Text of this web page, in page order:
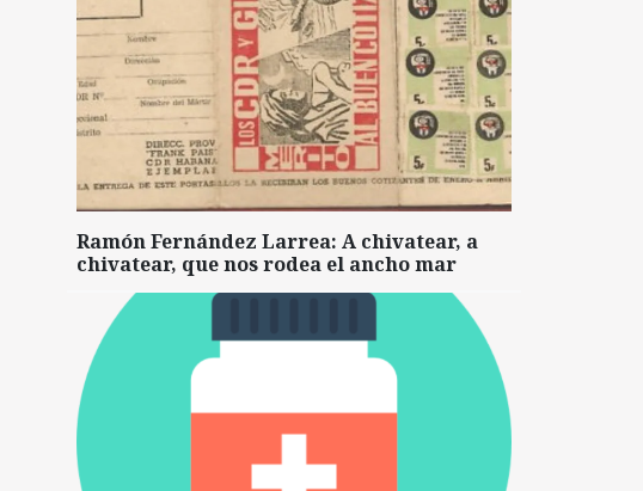
Ramón Fernández Larrea: A chivatear, a
chivatear, que nos rodea el ancho mar